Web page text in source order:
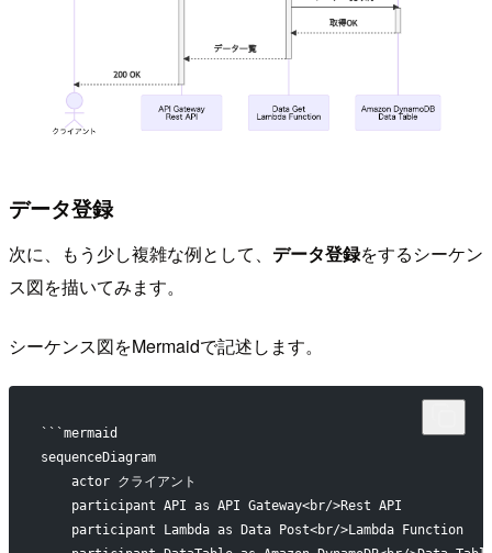
データ登録
次に、もう少し複雑な例として、 データ登録をするシーケン
ス図を描いてみます。
シーケンス図をMermaidで記述します。
```mermaid
sequenceDiagram
    actor クライアント
    participant API as API Gateway<br/>Rest API
    participant Lambda as Data Post<br/>Lambda Function